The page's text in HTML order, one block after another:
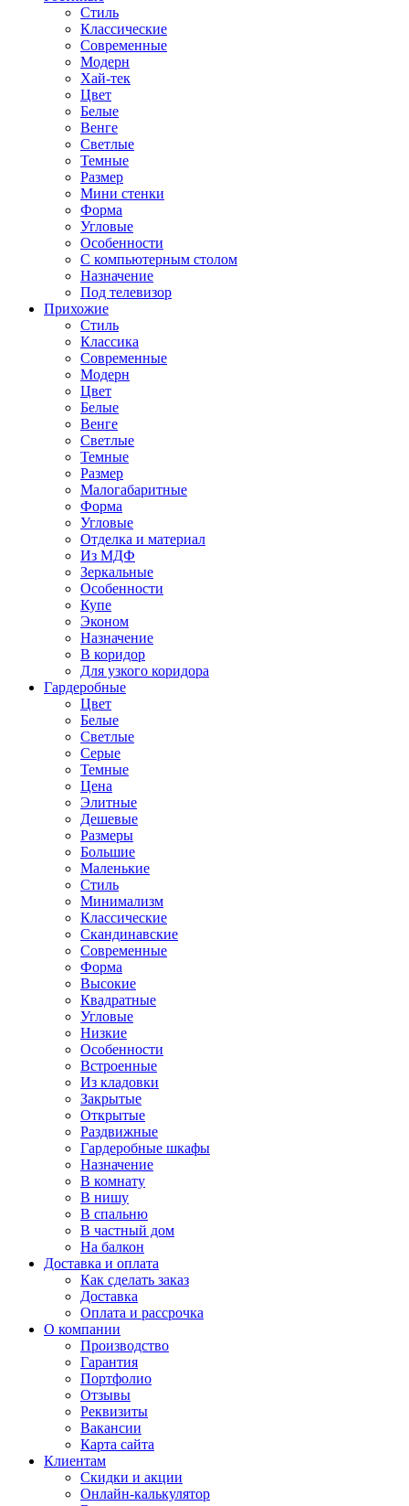
Стиль
Классические
Современные
Модерн
Хай-тек
Цвет
Белые
Венге
Светлые
Темные
Размер
Мини стенки
Форма
Угловые
Особенности
С компьютерным столом
Назначение
Под телевизор
Прихожие
Стиль
Классика
Современные
Модерн
Цвет
Белые
Венге
Светлые
Темные
Размер
Малогабаритные
Форма
Угловые
Отделка и материал
Из МДФ
Зеркальные
Особенности
Купе
Эконом
Назначение
В коридор
Для узкого коридора
Гардеробные
Цвет
Белые
Светлые
Серые
Темные
Цена
Элитные
Дешевые
Размеры
Большие
Маленькие
Стиль
Минимализм
Классические
Скандинавские
Современные
Форма
Высокие
Квадратные
Угловые
Низкие
Особенности
Встроенные
Из кладовки
Закрытые
Открытые
Раздвижные
Гардеробные шкафы
Назначение
В комнату
В нишу
В спальню
В частный дом
На балкон
Доставка и оплата
Как сделать заказ
Доставка
Оплата и рассрочка
О компании
Производство
Гарантия
Портфолио
Отзывы
Реквизиты
Вакансии
Карта сайта
Клиентам
Скидки и акции
Онлайн-калькулятор